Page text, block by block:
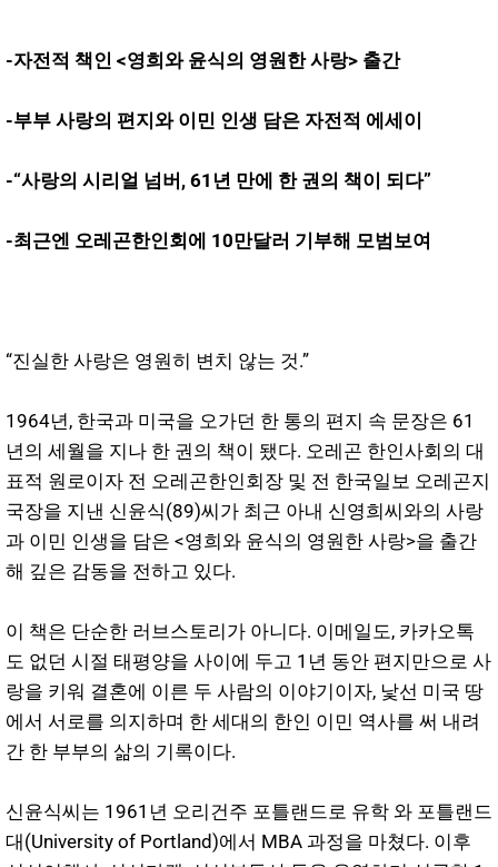
-자전적 책인 <영희와 윤식의 영원한 사랑> 출간
-부부 사랑의 편지와 이민 인생 담은 자전적 에세이
-“사랑의 시리얼 넘버, 61년 만에 한 권의 책이 되다”
-최근엔 오레곤한인회에 10만달러 기부해 모범보여
“진실한 사랑은 영원히 변치 않는 것.”
1964년, 한국과 미국을 오가던 한 통의 편지 속 문장은 61
년의 세월을 지나 한 권의 책이 됐다. 오레곤 한인사회의 대
표적 원로이자 전 오레곤한인회장 및 전 한국일보 오레곤지
국장을 지낸 신윤식(89)씨가 최근 아내 신영희씨와의 사랑
과 이민 인생을 담은 <영희와 윤식의 영원한 사랑>을 출간
해 깊은 감동을 전하고 있다.
이 책은 단순한 러브스토리가 아니다. 이메일도, 카카오톡
도 없던 시절 태평양을 사이에 두고 1년 동안 편지만으로 사
랑을 키워 결혼에 이른 두 사람의 이야기이자, 낯선 미국 땅
에서 서로를 의지하며 한 세대의 한인 이민 역사를 써 내려
간 한 부부의 삶의 기록이다.
신윤식씨는 1961년 오리건주 포틀랜드로 유학 와 포틀랜드
대(University of Portland)에서 MBA 과정을 마쳤다. 이후